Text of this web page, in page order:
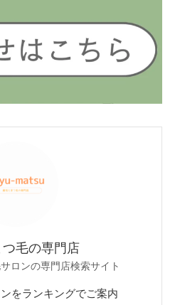
つ毛の専門店
ロンの専門店検索サイト
をランキングでご案内